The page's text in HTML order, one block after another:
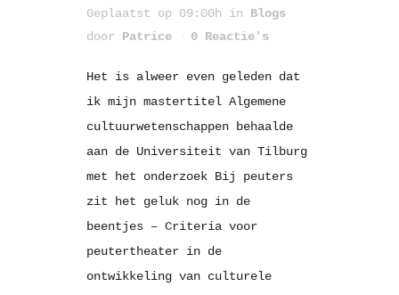
Geplaatst op 09:00h in Blogs
door Patrice 0 Reactie's
Het is alweer even geleden dat
ik mijn mastertitel Algemene
cultuurwetenschappen behaalde
aan de Universiteit van Tilburg
met het onderzoek Bij peuters
zit het geluk nog in de
beentjes – Criteria voor
peutertheater in de
ontwikkeling van culturele